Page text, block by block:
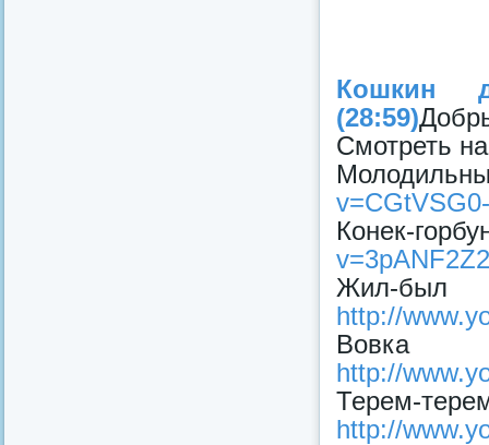
Кошкин
(28:59)
Смотреть
Конек-
Жил-
http://
Вовка
http://
Терем-
http://